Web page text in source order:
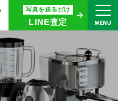
写真を送るだけ
LINE査定 MENU
い合わせ・
い
ヤル
094
無休)